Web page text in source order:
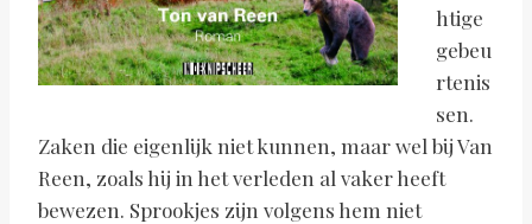
htige
gebeu
rtenis
sen.
Zaken die eigenlijk niet kunnen, maar wel bij Van
Reen, zoals hij in het verleden al vaker heeft
bewezen. Sprookjes zijn volgens hem niet